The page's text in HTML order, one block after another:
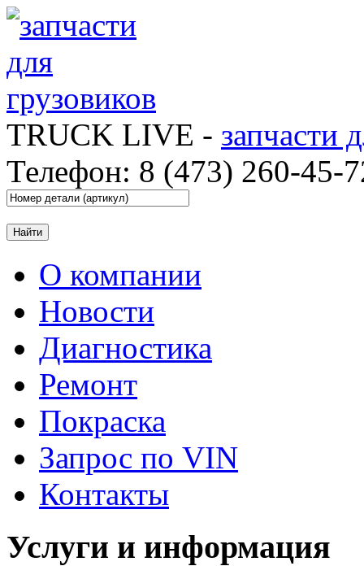
TRUCK LIVE - запчасти
Телефон: 8 (473) 260-45-
О компании
Новости
Диагностика
Ремонт
Покраска
Запрос по VIN
Контакты
Услуги и информация